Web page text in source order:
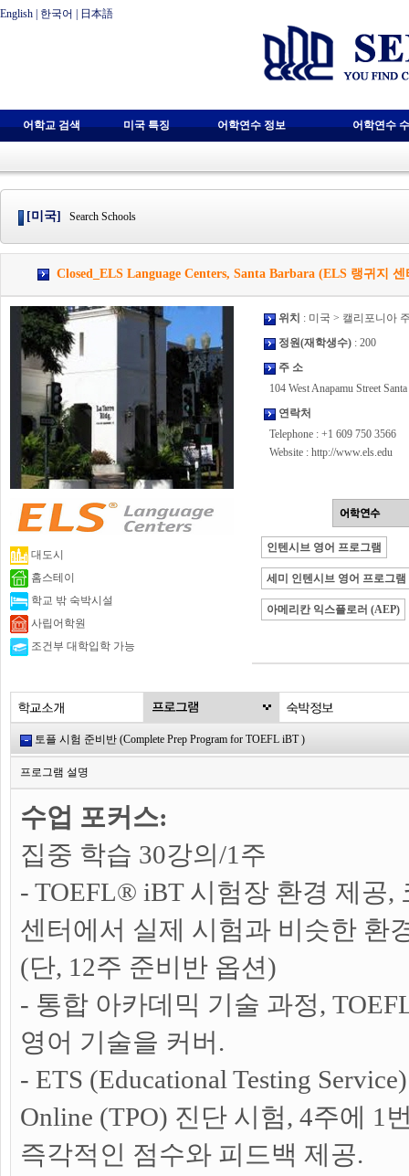
English 한국어 日本語
어학교 검색 미국 특징 어학연수 정보 어학연수
[미국] Search Schools
Closed_ELS Language Centers, Santa Barbara (ELS 랭귀지
대도시
홈스테이
학교 밖 숙박시설
사립어학원
조건부 대학입학 가능
위치 : 미국 > 캘리포니아
정원(재학생수) : 200
주 소
104 West Anapamu Street
연락처
Telephone : +1 609 750 3566
Website : http://www.els.edu
인텐시브 영어 프로그램
세미 인텐시브 영어 프로그램
아메리칸 익스플로러 (AEP)
토플 시험 준비반 (Complete Prep Program for TOEFL iBT )
프로그램 설명
수업 포커스:
집중 학습 30강의/1주
- TOEFL® iBT 시험장 환경 제공,
센터에서 실제 시험과 비슷한 환
(단, 12주 준비반 옵션)
- 통합 아카데믹 기술 과정,
영어 기술을 커버.
- ETS (Educational Testing
Online (TPO) 진단 시험, 4주에 1
즉각적인 점수와 피드백 제공.